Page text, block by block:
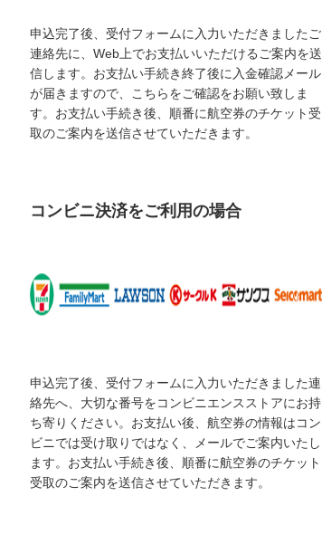
申込完了後、受付フォームに入力いただきましたご
連絡先に、Web上でお支払いいただけるご案内を送
信します。お支払い手続き終了後に入金確認メール
が届きますので、こちらをご確認をお願い致しま
す。お支払い手続き後、順番に航空券のチケット受
取のご案内を送信させていただきます。
コンビニ決済をご利用の場合
申込完了後、受付フォームに入力いただきました連
絡先へ、大切な番号をコンビニエンスストアにお持
ち寄りください。お支払い後、航空券の情報はコン
ビニでは受け取りではなく、メールでご案内いたし
ます。お支払い手続き後、順番に航空券のチケット
受取のご案内を送信させていただきます。